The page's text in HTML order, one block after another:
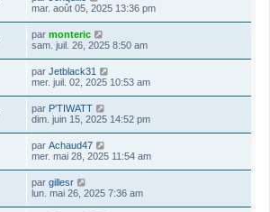
mar. août 05, 2025 13:36 pm
par monteric
sam. juil. 26, 2025 8:50 am
par Jetblack31
mer. juil. 02, 2025 10:53 am
par P'TIWATT
dim. juin 15, 2025 14:52 pm
par Achaud47
mer. mai 28, 2025 11:54 am
par gillesr
lun. mai 26, 2025 7:36 am